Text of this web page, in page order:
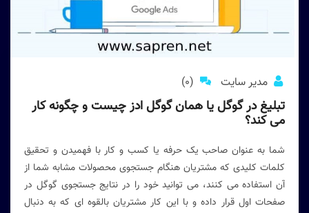
مدیر سایت (0)
تبلیغ در گوگل یا همان گوگل ادز چیست و چگونه کار
می کند؟
شما به عنوان صاحب یک حرفه یا کسب و کار با فهمیدن و تحقیق
کلمات کلیدی که مشتریان هنگام جستجوی محصولات مشابه شما از
آن استفاده می کنند، می توانید خود را در نتایج جستجوی گوگل در
صفحات اول قرار داده و با این کار مشتریان بالقوه ای که به دنبال